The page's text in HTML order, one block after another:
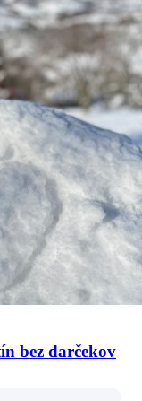
bez darčekov